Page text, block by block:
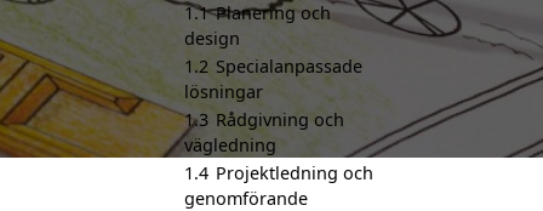
1.1 Planering och
design
1.2 Specialanpassade
lösningar
1.3 Rådgivning och
vägledning
1.4 Projektledning och
genomförande